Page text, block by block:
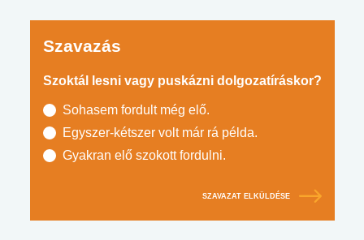
Szavazás
Szoktál lesni vagy puskázni dolgozatíráskor?
Sohasem fordult még elő.
Egyszer-kétszer volt már rá példa.
Gyakran elő szokott fordulni.
SZAVAZAT ELKÜLDÉSE